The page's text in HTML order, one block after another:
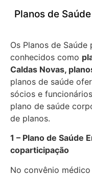
Planos de
Os Planos de Saúde
conhecidos como
Caldas Novas,
planos de saúde
sócios e
plano de saúde
de planos.
1 – Plano de Saúde
coparticipação
No convênio